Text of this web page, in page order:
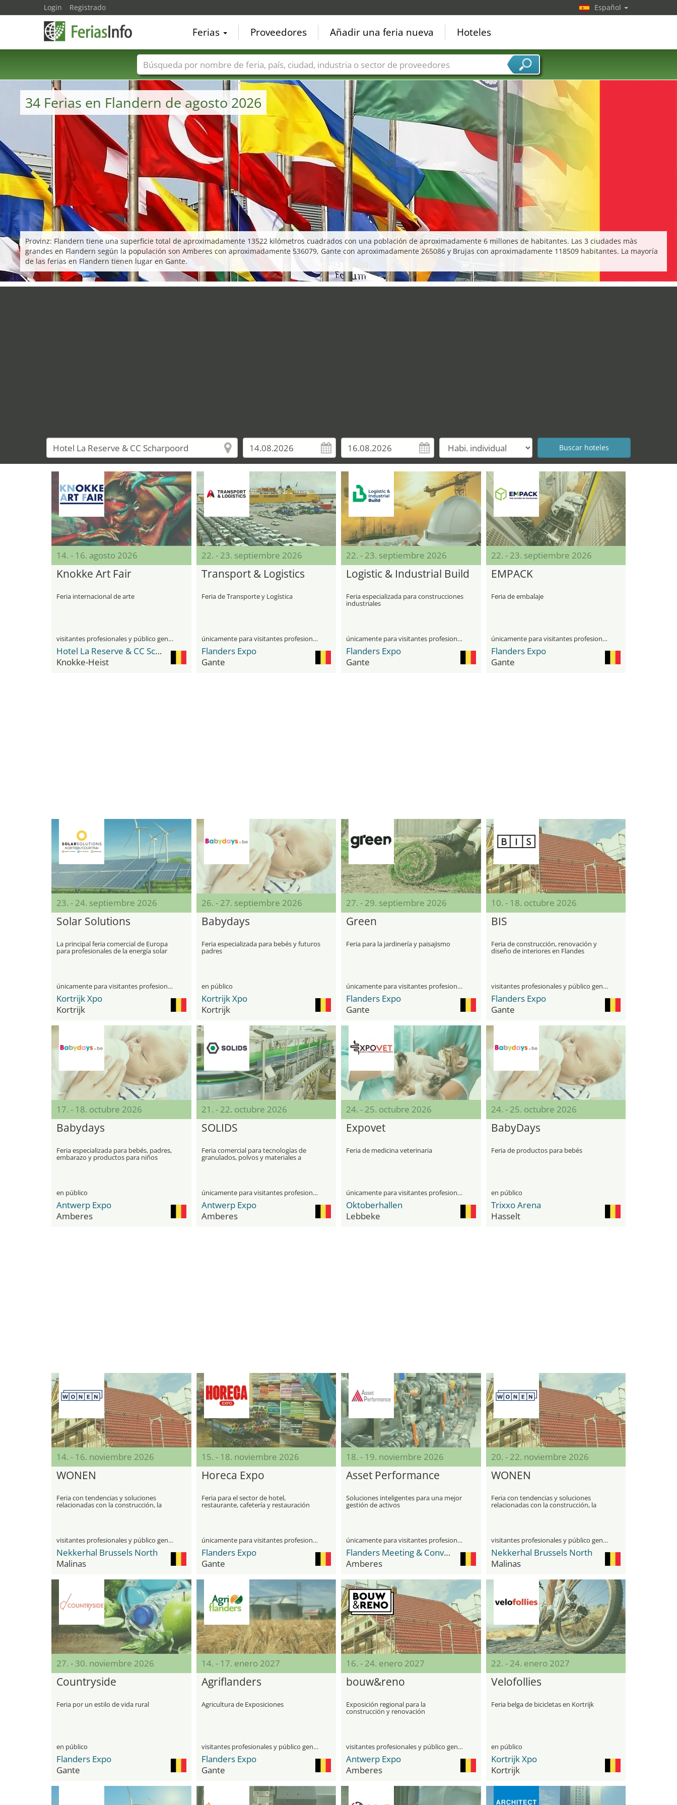
34 Ferias en Flandern de agosto 2026
Provinz: Flandern tiene una superficie total de aproximadamente 13522 kilómetros cuadrados con una población de aproximadamente 6 millones de habitantes. Las 3 ciudades màs
grandes en Flandern según la populación son Amberes con aproximadamente 536079, Gante con aproximadamente 265086 y Brujas con aproximadamente 118509 habitantes. La mayoría
de las ferias en Flandern tienen lugar en Gante.
14. - 16. agosto 2026
Knokke Art Fair
Feria internacional de arte
visitantes profesionales y público general
Hotel La Reserve & CC Scharpoord
Knokke-Heist
22. - 23. septiembre 2026
Transport & Logistics
Feria de Transporte y Logística
únicamente para visitantes profesionales
Flanders Expo
Gante
22. - 23. septiembre 2026
Logistic & Industrial Build
Feria especializada para construcciones
industriales
únicamente para visitantes profesionales
Flanders Expo
Gante
22. - 23. septiembre 2026
EMPACK
Feria de embalaje
únicamente para visitantes profesionales
Flanders Expo
Gante
23. - 24. septiembre 2026
Solar Solutions
La principal feria comercial de Europa
para profesionales de la energía solar
únicamente para visitantes profesionales
Kortrijk Xpo
Kortrijk
26. - 27. septiembre 2026
Babydays
Feria especializada para bebés y futuros
padres
en público
Kortrijk Xpo
Kortrijk
27. - 29. septiembre 2026
Green
Feria para la jardinería y paisajismo
únicamente para visitantes profesionales
Flanders Expo
Gante
10. - 18. octubre 2026
BIS
Feria de construcción, renovación y
diseño de interiores en Flandes
visitantes profesionales y público general
Flanders Expo
Gante
17. - 18. octubre 2026
Babydays
Feria especializada para bebés, padres,
embarazo y productos para niños
en público
Antwerp Expo
Amberes
21. - 22. octubre 2026
SOLIDS
Feria comercial para tecnologías de
granulados, polvos y materiales a
granel
únicamente para visitantes profesionales
Antwerp Expo
Amberes
24. - 25. octubre 2026
Expovet
Feria de medicina veterinaria
únicamente para visitantes profesionales
Oktoberhallen
Lebbeke
24. - 25. octubre 2026
BabyDays
Feria de productos para bebés
en público
Trixxo Arena
Hasselt
14. - 16. noviembre 2026
WONEN
Feria con tendencias y soluciones
relacionadas con la construcción, la
visitantes profesionales y público general
Nekkerhal Brussels North
Malinas
15. - 18. noviembre 2026
Horeca Expo
Feria para el sector de hotel,
restaurante, cafetería y restauración
únicamente para visitantes profesionales
Flanders Expo
Gante
18. - 19. noviembre 2026
Asset Performance
Soluciones inteligentes para una mejor
gestión de activos
únicamente para visitantes profesionales
Flanders Meeting & Convention Center Antwerp
Amberes
20. - 22. noviembre 2026
WONEN
Feria con tendencias y soluciones
relacionadas con la construcción, la
visitantes profesionales y público general
Nekkerhal Brussels North
Malinas
27. - 30. noviembre 2026
Countryside
Feria por un estilo de vida rural
en público
Flanders Expo
Gante
14. - 17. enero 2027
Agriflanders
Agricultura de Exposiciones
visitantes profesionales y público general
Flanders Expo
Gante
16. - 24. enero 2027
bouw&reno
Exposición regional para la
construcción y renovación
visitantes profesionales y público general
Antwerp Expo
Amberes
22. - 24. enero 2027
Velofollies
Feria belga de bicicletas en Kortrijk
en público
Kortrijk Xpo
Kortrijk
Login Registrado Español
Ferias Proveedores Añadir una feria nueva Hoteles
Nombres de ferias Países Ciudades Sectores de ferias Sectores de proveedor de servicios